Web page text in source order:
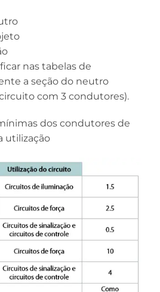
nas tabelas de
a seção do neutro
com 3 condutores).
dos condutores de
utilização